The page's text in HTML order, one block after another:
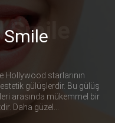
Hollywood starlarının
gülüşlerdir. Bu gülüş
arasında mükemmel bir
Daha güzel...